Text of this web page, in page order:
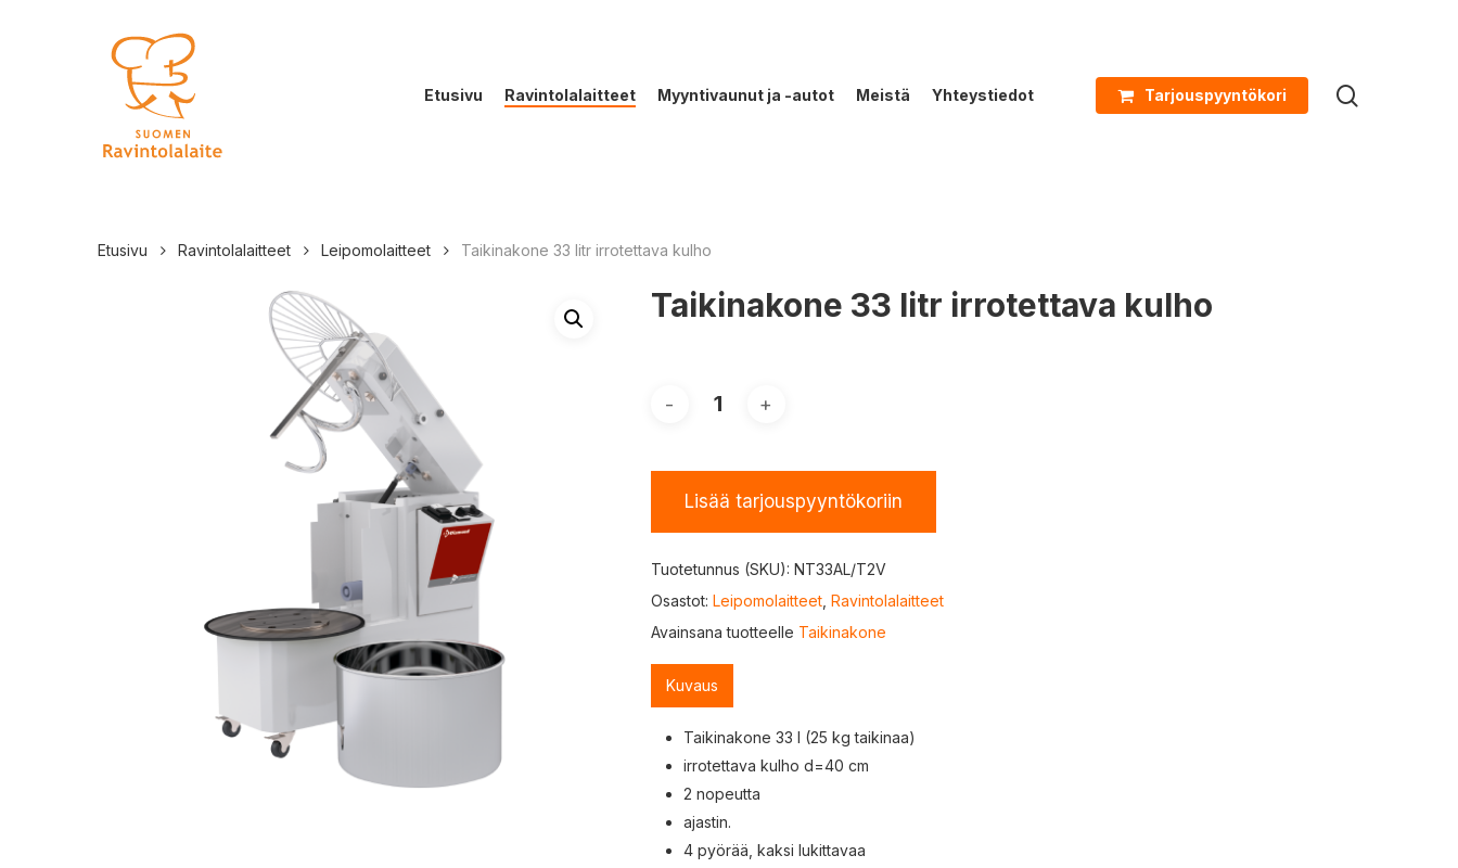
Etusivu Ravintolalaitteet Myyntivaunut ja -autot Meistä Yhteystiedot Tarjouspyyntökori
Etusivu Ravintolalaitteet Leipomolaitteet Taikinakone 33 litr irrotettava kulho
Taikinakone 33 litr irrotettava kulho
Lisää tarjouspyyntökoriin
Tuotetunnus (SKU): NT33AL/T2V
Osastot: Leipomolaitteet, Ravintolalaitteet
Avainsana tuotteelle Taikinakone
Kuvaus
Taikinakone 33 l (25 kg taikinaa)
irrotettava kulho d=40 cm
2 nopeutta
ajastin.
4 pyörää, kaksi lukittavaa